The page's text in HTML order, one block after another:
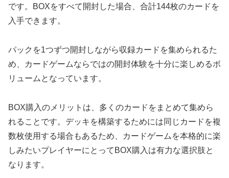
です。BOXをすべて開封した場合、合計144枚のカードを
入手できます。
パックを1つずつ開封しながら収録カードを集められるた
め、カードゲームならではの開封体験を十分に楽しめるボ
リュームとなっています。
BOX購入のメリットは、多くのカードをまとめて集めら
れることです。デッキを構築するためには同じカードを複
数枚使用する場合もあるため、カードゲームを本格的に楽
しみたいプレイヤーにとってBOX購入は有力な選択肢と
なります。